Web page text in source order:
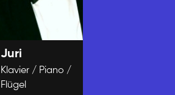
Juri
Klavier / Piano /
Flügel